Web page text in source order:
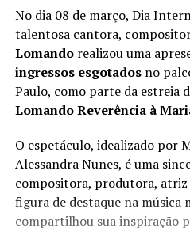
No dia 08 de março, Dia
talentosa cantora,
Lomandorealizou uma
ingressos esgotados no
Paulo, como parte da estreia
Lomando Reverência à
O espetáculo, idealizado por
Alessandra Nunes, é uma
compositora, produtora, atriz
figura de destaque na música
compartilhou sua inspiração